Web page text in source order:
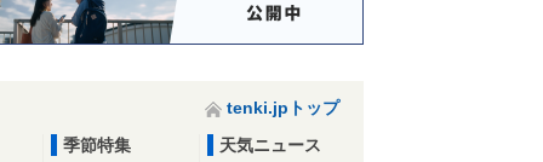
tenki.jpトップ
季節特集
天気ニュース